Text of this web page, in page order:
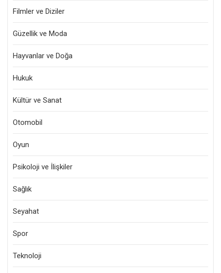
Filmler ve Diziler
Güzellik ve Moda
Hayvanlar ve Doğa
Hukuk
Kültür ve Sanat
Otomobil
Oyun
Psikoloji ve İlişkiler
Sağlık
Seyahat
Spor
Teknoloji